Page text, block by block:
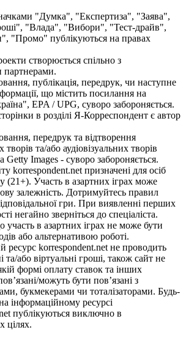
"Думка", "Експертиза", "Заява",
"Влада", "Вибори", "Тест-драйв",
"Промо" публікуються на правах
створюється спільно з
партнерами.
публікація, передрук, чи наступне
що містить посилання на
EPA / UPG, суворо забороняється.
в розділі Я-Корреспондент є автор
передрук та відтворення
та/або аудіовізуальних творів
Getty Images - суворо забороняється.
korrespondent.net призначені для осіб
(21+). Участь в азартних іграх може
залежність. Дотримуйтесь правил
гри. При виявленні перших
негайно зверніться до спеціаліста.
участь в азартних іграх не може бути
або альтернативою роботі.
ресурс korrespondent.net не проводить
та/або віртуальні гроші, також сайт не
формі оплату ставок та інших
можуть бути пов’язані з
букмекерами чи тоталізаторами. Будь-
інформаційному ресурсі
публікуються виключно в
цілях.